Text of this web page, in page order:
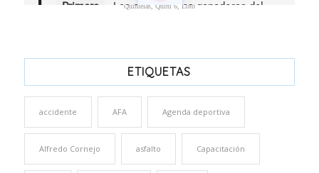
Quinielas, Quini 6, Loto
ETIQUETAS
accidente AFA Agenda deportiva
Alfredo Cornejo asfalto Capacitación